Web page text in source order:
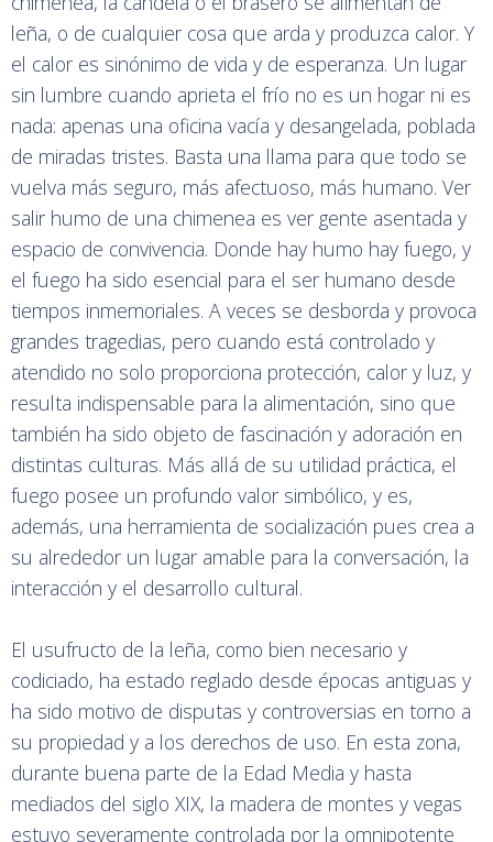
leña, o de cualquier cosa que arda y produzca calor. Y
el calor es sinónimo de vida y de esperanza. Un lugar
sin lumbre cuando aprieta el frío no es un hogar ni es
nada: apenas una oficina vacía y desangelada, poblada
de miradas tristes. Basta una llama para que todo se
vuelva más seguro, más afectuoso, más humano. Ver
salir humo de una chimenea es ver gente asentada y
espacio de convivencia. Donde hay humo hay fuego, y
el fuego ha sido esencial para el ser humano desde
tiempos inmemoriales. A veces se desborda y provoca
grandes tragedias, pero cuando está controlado y
atendido no solo proporciona protección, calor y luz, y
resulta indispensable para la alimentación, sino que
también ha sido objeto de fascinación y adoración en
distintas culturas. Más allá de su utilidad práctica, el
fuego posee un profundo valor simbólico, y es,
además, una herramienta de socialización pues crea a
su alrededor un lugar amable para la conversación, la
interacción y el desarrollo cultural.
El usufructo de la leña, como bien necesario y
codiciado, ha estado reglado desde épocas antiguas y
ha sido motivo de disputas y controversias en torno a
su propiedad y a los derechos de uso. En esta zona,
durante buena parte de la Edad Media y hasta
mediados del siglo XIX, la madera de montes y vegas
estuvo severamente controlada por la omnipotente